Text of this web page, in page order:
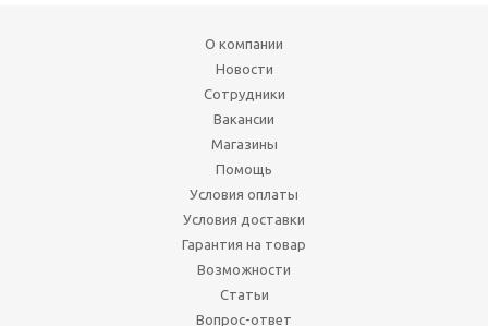
О компании
Новости
Сотрудники
Вакансии
Магазины
Помощь
Условия оплаты
Условия доставки
Гарантия на товар
Возможности
Статьи
Вопрос-ответ